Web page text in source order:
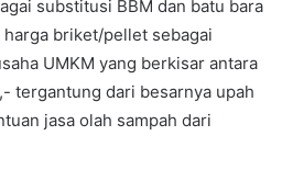
substitusi BBM dan batu bara
briket/pellet sebagai
UMKM yang berkisar antara
tergantung dari besarnya upah
jasa olah sampah dari